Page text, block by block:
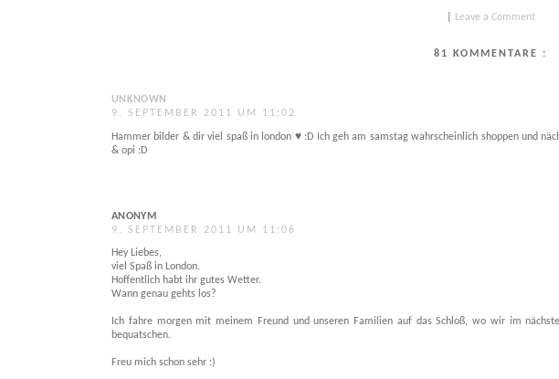
Leave a Comment
81 KOMMENTARE :
UNKNOWN
9. SEPTEMBER 2011 UM 11:02
Hammer bilder & dir viel spaß in london ♥ :D Ich geh am samstag wahrscheinlich shoppen und
& opi :D
ANONYM
9. SEPTEMBER 2011 UM 11:06
Hey Liebes,
viel Spaß in London.
Hoffentlich habt ihr gutes Wetter.
Wann genau gehts los?
Ich fahre morgen mit meinem Freund und unseren Familien auf das Schloß, wo wir im
bequatschen.
Freu mich schon sehr :)